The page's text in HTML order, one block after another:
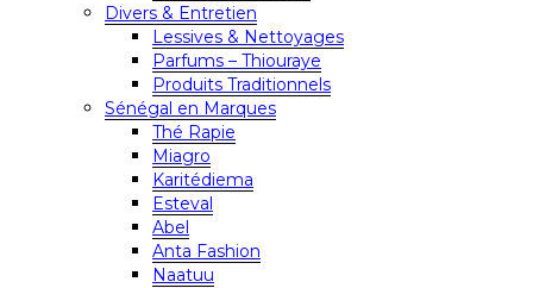
Divers & Entretien
Lessives & Nettoyages
Parfums – Thiouraye
Produits Traditionnels
Sénégal en Marques
Thé Rapie
Miagro
Karitédiema
Esteval
Abel
Anta Fashion
Naatuu